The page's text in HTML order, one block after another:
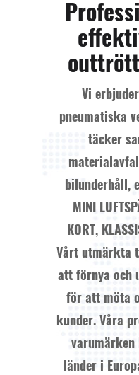
Vi
pneumatiska
täcker
bilunderhåll,
MINI
KORT,
Vårt utmärkta
att förnya och
för att möta
kunder. Våra
länder i